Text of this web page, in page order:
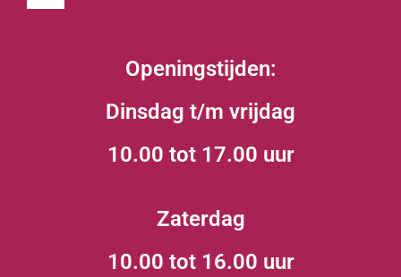
Openingstijden:
Dinsdag t/m vrijdag
10.00 tot 17.00 uur
Zaterdag
10.00 tot 16.00 uur